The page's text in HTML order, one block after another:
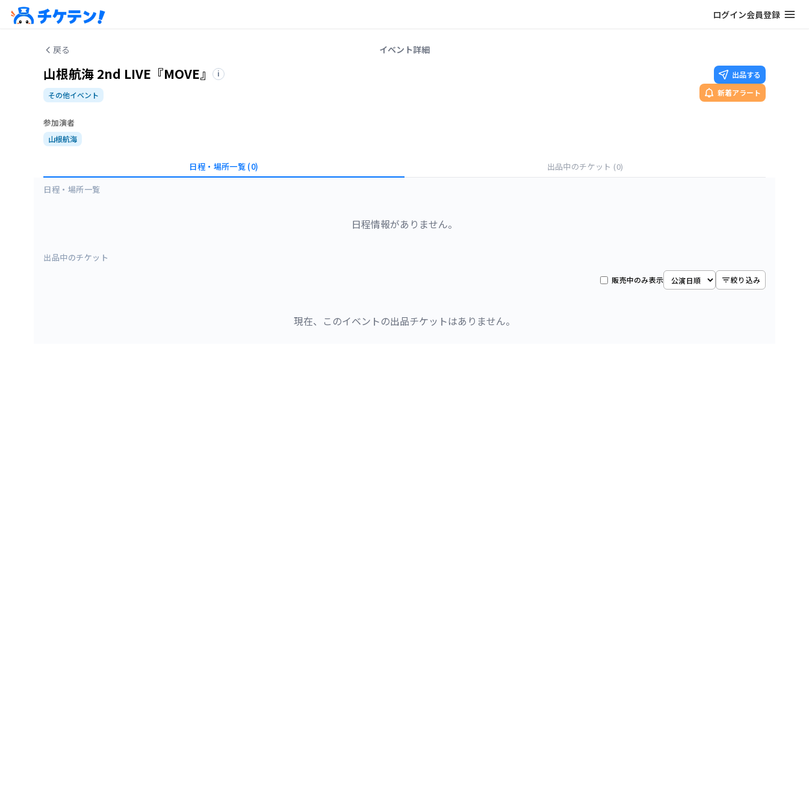
ログイン会員登録
戻る イベント詳細
山根航海 2nd LIVE『MOVE』 i
その他イベント
出品する
新着アラート
参加演者
山根航海
日程・場所一覧 (0) 出品中のチケット (0)
日程・場所一覧
日程情報がありません。
出品中のチケット
販売中のみ表示 絞り込み
現在、このイベントの出品チケットはありません。